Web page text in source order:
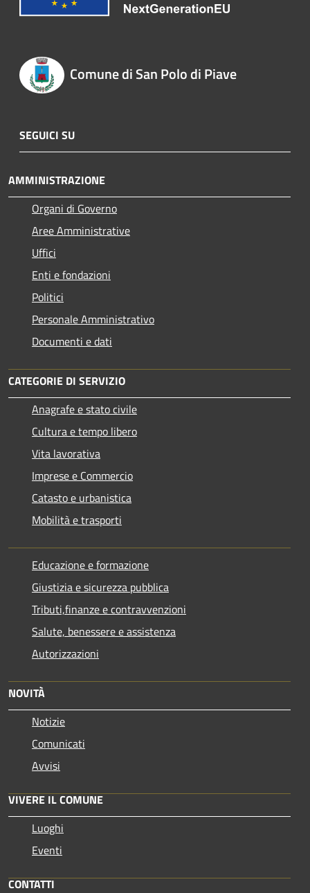
Comune di San Polo di Piave
SEGUICI SU
AMMINISTRAZIONE
Organi di Governo
Aree Amministrative
Uffici
Enti e fondazioni
Politici
Personale Amministrativo
Documenti e dati
CATEGORIE DI SERVIZIO
Anagrafe e stato civile
Cultura e tempo libero
Vita lavorativa
Imprese e Commercio
Catasto e urbanistica
Mobilità e trasporti
Educazione e formazione
Giustizia e sicurezza pubblica
Tributi,finanze e contravvenzioni
Salute, benessere e assistenza
Autorizzazioni
NOVITÀ
Notizie
Comunicati
Avvisi
VIVERE IL COMUNE
Luoghi
Eventi
CONTATTI